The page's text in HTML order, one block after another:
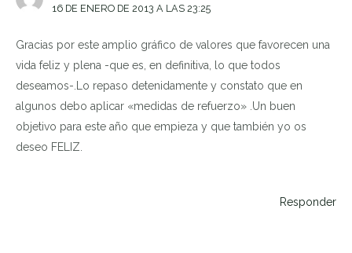
16 DE ENERO DE 2013 A LAS 23:25
Gracias por este amplio gráfico de valores que favorecen una
vida feliz y plena -que es, en definitiva, lo que todos
deseamos-.Lo repaso detenidamente y constato que en
algunos debo aplicar «medidas de refuerzo» .Un buen
objetivo para este año que empieza y que también yo os
deseo FELIZ.
Responder